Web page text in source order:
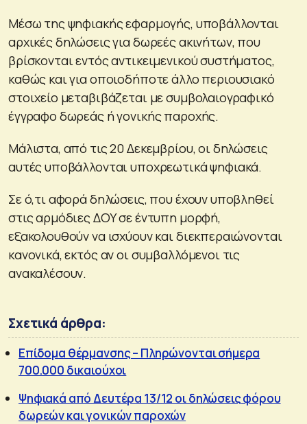
Μέσω της ψηφιακής εφαρμογής, υποβάλλονται
αρχικές δηλώσεις για δωρεές ακινήτων, που
βρίσκονται εντός αντικειμενικού συστήματος,
καθώς και για οποιοδήποτε άλλο περιουσιακό
στοιχείο μεταβιβάζεται με συμβολαιογραφικό
έγγραφο δωρεάς ή γονικής παροχής.
Μάλιστα, από τις 20 Δεκεμβρίου, οι δηλώσεις
αυτές υποβάλλονται υποχρεωτικά ψηφιακά.
Σε ό,τι αφορά δηλώσεις, που έχουν υποβληθεί
στις αρμόδιες ΔΟΥ σε έντυπη μορφή,
εξακολουθούν να ισχύουν και διεκπεραιώνονται
κανονικά, εκτός αν οι συμβαλλόμενοι τις
ανακαλέσουν.
Σχετικά άρθρα:
Επίδομα θέρμανσης – Πληρώνονται σήμερα
700.000 δικαιούχοι
Ψηφιακά από Δευτέρα 13/12 οι δηλώσεις φόρου
δωρεών και γονικών παροχών